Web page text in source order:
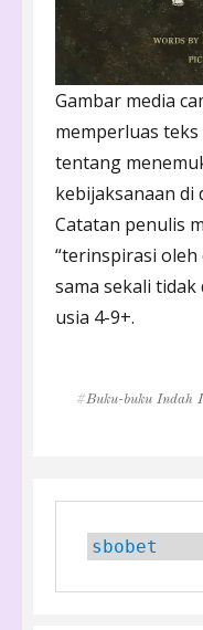
Gambar media
memperluas
tentang
kebijaksanaan di
Catatan penulis
“terinspirasi
sama sekali
usia 4-9+.
Tags
Buku-buku Indah
sbobet